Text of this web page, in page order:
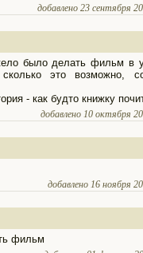
добавлено 23 сентября
было делать фильм в
это возможно,
- как будто книжку
добавлено 10 октября
добавлено 16 ноября
фильм